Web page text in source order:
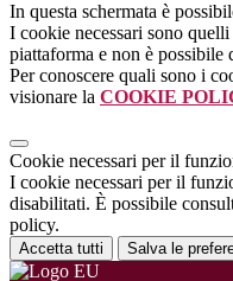
In questa schermata è
I cookie necessari sono
piattaforma e non è possibile
Per conoscere quali sono i
visionare la COOKIE
Cookie necessari per il
I cookie necessari per il
disabilitati. È possibile
policy.
Accetta tutti Salva le